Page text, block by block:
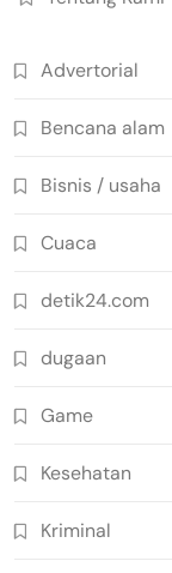
Advertorial
Bencana alam
Bisnis / usaha
Cuaca
detik24.com
dugaan
Game
Kesehatan
Kriminal